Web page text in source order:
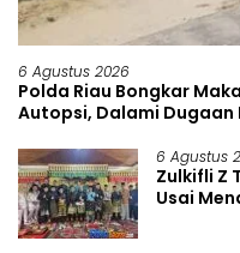
6 Agustus 2026
Polda Riau Bongkar
Autopsi, Dalami Dugaan
6 Agustus
Zulkifli Z
Usai